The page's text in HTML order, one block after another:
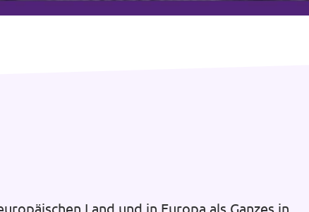
Land und in Europa als Ganzes in